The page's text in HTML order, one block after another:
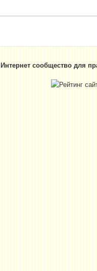
Интернет сообщество для